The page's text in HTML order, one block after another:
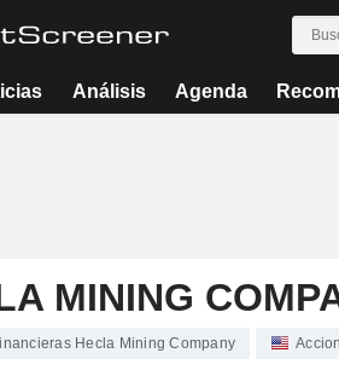
Análisis Agenda
MINING
Hecla Mining Company